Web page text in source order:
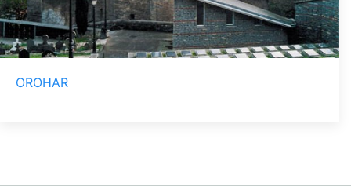
OROHAR